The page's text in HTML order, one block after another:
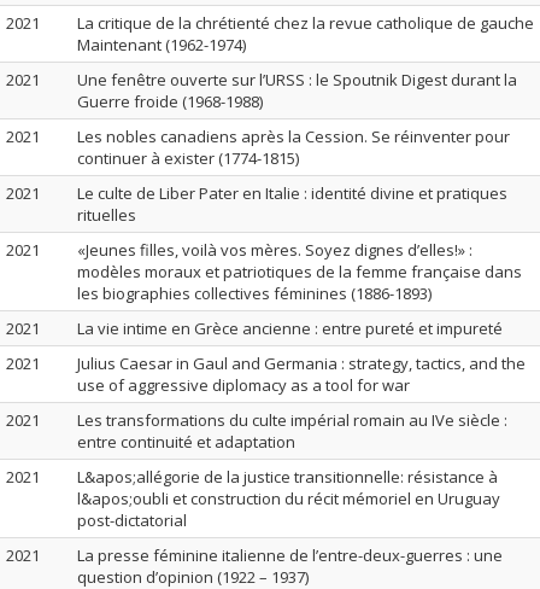
2021
La critique de la chrétienté chez la revue catholique de gauche
Maintenant (1962-1974)
2021
Une fenêtre ouverte sur l’URSS : le Spoutnik Digest durant la
Guerre froide (1968-1988)
2021
Les nobles canadiens après la Cession. Se réinventer pour
continuer à exister (1774-1815)
2021
Le culte de Liber Pater en Italie : identité divine et pratiques
rituelles
2021
«Jeunes filles, voilà vos mères. Soyez dignes d’elles!» :
modèles moraux et patriotiques de la femme française dans
les biographies collectives féminines (1886-1893)
2021
La vie intime en Grèce ancienne : entre pureté et impureté
2021
Julius Caesar in Gaul and Germania : strategy, tactics, and the
use of aggressive diplomacy as a tool for war
2021
Les transformations du culte impérial romain au IVe siècle :
entre continuité et adaptation
2021
L&apos;allégorie de la justice transitionnelle: résistance à
l&apos;oubli et construction du récit mémoriel en Uruguay
post-dictatorial
2021
La presse féminine italienne de l’entre-deux-guerres : une
question d’opinion (1922 – 1937)